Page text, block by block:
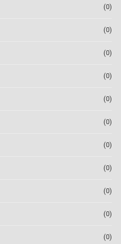
(0)
(0)
(0)
(0)
(0)
(0)
(0)
(0)
(0)
(0)
(0)